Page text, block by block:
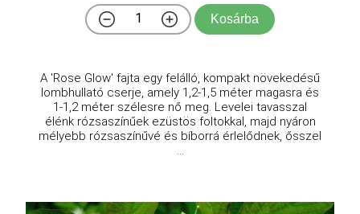
Kosárba
A 'Rose Glow' fajta egy felálló, kompakt növekedésű
lombhullató cserje, amely 1,2-1,5 méter magasra és
1-1,2 méter szélesre nő meg. Levelei tavasszal
élénk rózsaszínűek ezüstös foltokkal, majd nyáron
mélyebb rózsaszínűvé és bíborrá érlelődnek, ősszel
...